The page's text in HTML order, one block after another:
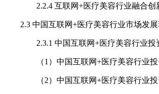
2.2.4 互联网+医疗美容行业融合创
2.3 中国互联网+医疗美容行业市场发展
2.3.1 中国互联网+医疗美容行业投
（1）中国互联网+医疗美容行业投
（2）中国互联网+医疗美容行业投